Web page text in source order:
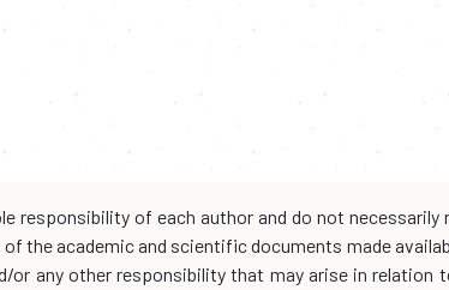
responsibility of each author and do not
the academic and scientific documents made
any other responsibility that may arise in relation